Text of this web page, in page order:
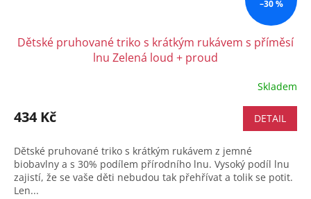
–30 %
Dětské pruhované triko s krátkým rukávem s příměsí
lnu Zelená loud + proud
Skladem
434 Kč DETAIL
Dětské pruhované triko s krátkým rukávem z jemné
biobavlny a s 30% podílem přírodního lnu. Vysoký podíl lnu
zajistí, že se vaše děti nebudou tak přehřívat a tolik se potit.
Len...